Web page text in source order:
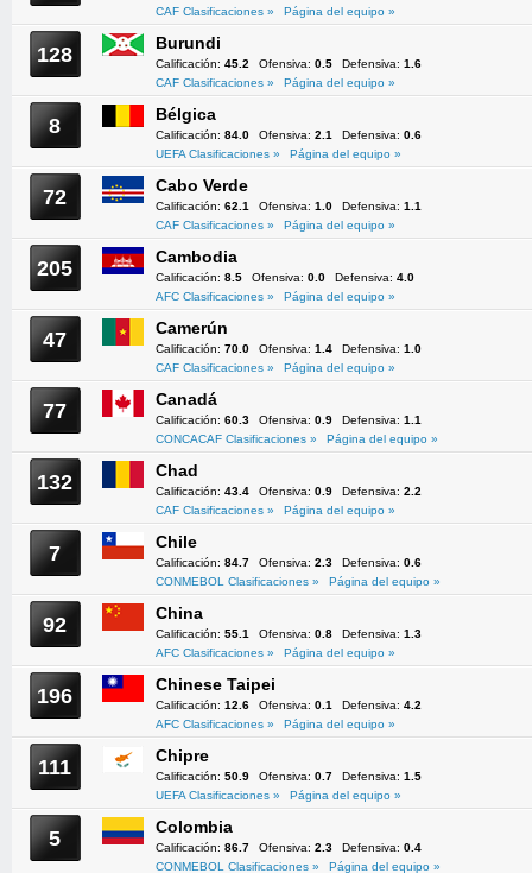
CAF Clasificaciones »
Página del equipo »
128 Burundi
Calificación: 45.2 Ofensiva: 0.5 Defensiva: 1.6
CAF Clasificaciones »
Página del equipo »
8 Bélgica
Calificación: 84.0 Ofensiva: 2.1 Defensiva: 0.6
UEFA Clasificaciones »
Página del equipo »
72 Cabo Verde
Calificación: 62.1 Ofensiva: 1.0 Defensiva: 1.1
CAF Clasificaciones »
Página del equipo »
205 Cambodia
Calificación: 8.5 Ofensiva: 0.0 Defensiva: 4.0
AFC Clasificaciones »
Página del equipo »
47 Camerún
Calificación: 70.0 Ofensiva: 1.4 Defensiva: 1.0
CAF Clasificaciones »
Página del equipo »
77 Canadá
Calificación: 60.3 Ofensiva: 0.9 Defensiva: 1.1
CONCACAF Clasificaciones »
Página del equipo »
132 Chad
Calificación: 43.4 Ofensiva: 0.9 Defensiva: 2.2
CAF Clasificaciones »
Página del equipo »
7 Chile
Calificación: 84.7 Ofensiva: 2.3 Defensiva: 0.6
CONMEBOL Clasificaciones »
Página del equipo »
92 China
Calificación: 55.1 Ofensiva: 0.8 Defensiva: 1.3
AFC Clasificaciones »
Página del equipo »
196 Chinese Taipei
Calificación: 12.6 Ofensiva: 0.1 Defensiva: 4.2
AFC Clasificaciones »
Página del equipo »
111 Chipre
Calificación: 50.9 Ofensiva: 0.7 Defensiva: 1.5
UEFA Clasificaciones »
Página del equipo »
5 Colombia
Calificación: 86.7 Ofensiva: 2.3 Defensiva: 0.4
CONMEBOL Clasificaciones »
Página del equipo »